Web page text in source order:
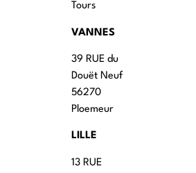
Tours
VANNES
39 RUE du
Douët Neuf
56270
Ploemeur
LILLE
13 RUE